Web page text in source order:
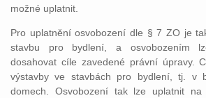
možné uplatnit.
Pro uplatnění osvobození dle § 7 ZO je
stavbu pro bydlení, a osvobozením
dosahovat cíle zavedené právní úpravy.
výstavby ve stavbách pro bydlení, tj. v
domech. Osvobození tak lze uplatnit